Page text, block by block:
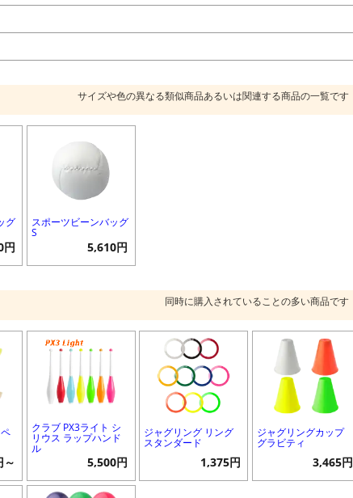
サイズや色の異なる類似商品あるいは関連する商品の一覧です
グ
円
スポーツビーンバッグ
S
5,610円
同時に購入されていることの多い商品です
～
クラブ PX3ライト シ
リウス ラップハンド
ル
5,500円
ジャグリング リング
スタンダード
1,375円
ジャグリングカップ
グラビティ
3,465円